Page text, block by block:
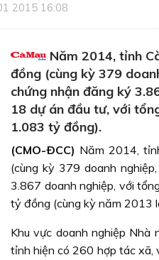
2015 16:08
Năm 2014, tỉnh
đồng (cùng kỳ 379
chứng nhận đăng ký
18 dự án đầu tư, với
1.083 tỷ đồng).
(CMO-ÐCC) Năm 2014,
(cùng kỳ 379 doanh
3.867 doanh nghiệp, với
tỷ đồng (cùng kỳ năm 2013
Khu vực doanh nghiệp
tỉnh hiện có 260 hợp tác xã,